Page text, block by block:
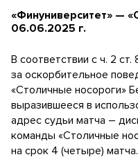
«Финуниверситет» —
06.06.2025 г.
В соответствии с ч. 2
за оскорбительное
«Столичные носороги»
выразившееся в
адрес судьи матча –
команды «Столичные
на срок 4 (четыре) матча.